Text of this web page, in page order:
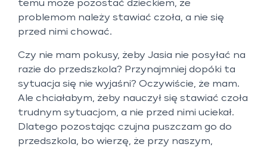
temu może pozostać dzieckiem, że
problemom należy stawiać czoła, a nie się
przed nimi chować.
Czy nie mam pokusy, żeby Jasia nie posyłać na
razie do przedszkola? Przynajmniej dopóki ta
sytuacja się nie wyjaśni? Oczywiście, że mam.
Ale chciałabym, żeby nauczył się stawiać czoła
trudnym sytuacjom, a nie przed nimi uciekał.
Dlatego pozostając czujna puszczam go do
przedszkola, bo wierzę, że przy naszym,